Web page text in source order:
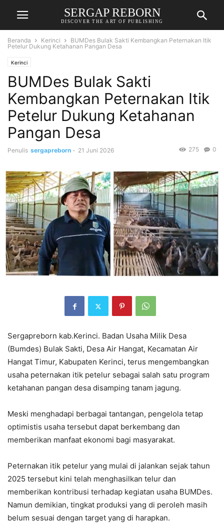
SERGAP REBORN
DISCOVER THE ART OF PUBLISHING
Beranda Kerinci
BUMDes Bulak Sakti Kembangkan Peternakan Itik
Petelur Dukung Ketahanan Pangan Desa
Kerinci
BUMDes Bulak Sakti
Kembangkan Peternakan Itik
Petelur Dukung Ketahanan
Pangan Desa
Penulis sergapreborn - 21 Juni 2026 0
275
Sergapreborn kab.Kerinci. Badan Usaha Milik Desa
(Bumdes) Bulak Sakti, Desa Air Hangat, Kecamatan Air
Hangat Timur, Kabupaten Kerinci, terus mengembangkan
usaha peternakan itik petelur sebagai salah satu program
ketahanan pangan desa disamping tanam jagung.
Meski menghadapi berbagai tantangan, pengelola tetap
optimistis usaha tersebut dapat berkembang dan
memberikan manfaat ekonomi bagi masyarakat.
Peternakan itik petelur yang mulai di jalankan sejak tahun
2025 tersebut kini telah menghasilkan telur dan
memberikan kontribusi terhadap kegiatan usaha BUMDes.
Namun demikian, tingkat produksi yang di peroleh masih
belum sesuai dengan target yang di harapkan.